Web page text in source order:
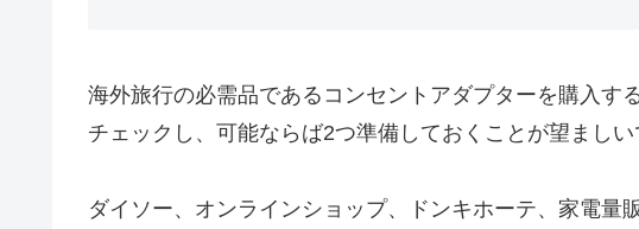
海外旅行の必需品であるコンセントアダプターを購入す
チェックし、可能ならば2つ準備しておくことが望ましい
ダイソー、オンラインショップ、ドンキホーテ、家電量